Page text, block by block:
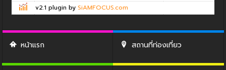
v2.1 plugin by SiAMFOCUS.com
หน้าแรก สถานที่ท่องเที่ยว